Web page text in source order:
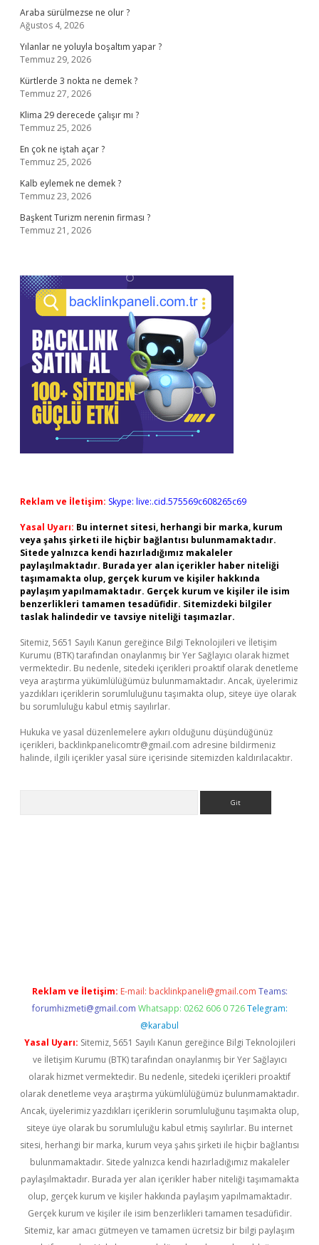
Araba sürülmezse ne olur ?
Ağustos 4, 2026
Yılanlar ne yoluyla boşaltım yapar ?
Temmuz 29, 2026
Kürtlerde 3 nokta ne demek ?
Temmuz 27, 2026
Klima 29 derecede çalışır mı ?
Temmuz 25, 2026
En çok ne iştah açar ?
Temmuz 25, 2026
Kalb eylemek ne demek ?
Temmuz 23, 2026
Başkent Turizm nerenin firması ?
Temmuz 21, 2026
Reklam ve İletişim: Skype: live:.cid.575569c608265c69
Yasal Uyarı: Bu internet sitesi, herhangi bir marka, kurum
veya şahıs şirketi ile hiçbir bağlantısı bulunmamaktadır.
Sitede yalnızca kendi hazırladığımız makaleler
paylaşılmaktadır. Burada yer alan içerikler haber niteliği
taşımamakta olup, gerçek kurum ve kişiler hakkında
paylaşım yapılmamaktadır. Gerçek kurum ve kişiler ile isim
benzerlikleri tamamen tesadüfidir. Sitemizdeki bilgiler
taslak halindedir ve tavsiye niteliği taşımazlar.
Sitemiz, 5651 Sayılı Kanun gereğince Bilgi Teknolojileri ve İletişim
Kurumu (BTK) tarafından onaylanmış bir Yer Sağlayıcı olarak hizmet
vermektedir. Bu nedenle, sitedeki içerikleri proaktif olarak denetleme
veya araştırma yükümlülüğümüz bulunmamaktadır. Ancak, üyelerimiz
yazdıkları içeriklerin sorumluluğunu taşımakta olup, siteye üye olarak
bu sorumluluğu kabul etmiş sayılırlar.
Hukuka ve yasal düzenlemelere aykırı olduğunu düşündüğünüz
içerikleri, backlinkpanelicomtr@gmail.com adresine bildirmeniz
halinde, ilgili içerikler yasal süre içerisinde sitemizden kaldırılacaktır.
Reklam ve İletişim: E-mail: backlinkpaneli@gmail.com Teams:
forumhizmeti@gmail.com Whatsapp: 0262 606 0 726 Telegram:
@karabul
Yasal Uyarı: Sitemiz, 5651 Sayılı Kanun gereğince Bilgi Teknolojileri
ve İletişim Kurumu (BTK) tarafından onaylanmış bir Yer Sağlayıcı
olarak hizmet vermektedir. Bu nedenle, sitedeki içerikleri proaktif
olarak denetleme veya araştırma yükümlülüğümüz bulunmamaktadır.
Ancak, üyelerimiz yazdıkları içeriklerin sorumluluğunu taşımakta olup,
siteye üye olarak bu sorumluluğu kabul etmiş sayılırlar. Bu internet
sitesi, herhangi bir marka, kurum veya şahıs şirketi ile hiçbir bağlantısı
bulunmamaktadır. Sitede yalnızca kendi hazırladığımız makaleler
paylaşılmaktadır. Burada yer alan içerikler haber niteliği taşımamakta
olup, gerçek kurum ve kişiler hakkında paylaşım yapılmamaktadır.
Gerçek kurum ve kişiler ile isim benzerlikleri tamamen tesadüfidir.
Sitemiz, kar amacı gütmeyen ve tamamen ücretsiz bir bilgi paylaşım